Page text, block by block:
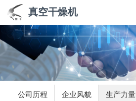
真空干燥机
公司历程 企业风貌 生产力量